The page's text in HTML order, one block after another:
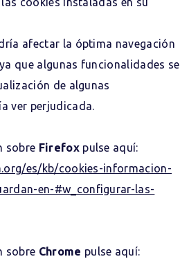
afectar la óptima navegación
que algunas funcionalidades se
de algunas
ver perjudicada.
sobre Firefox pulse aquí:
es/kb/cookies-informacion-
en-#w_configurar-las-
sobre Chrome pulse aquí: